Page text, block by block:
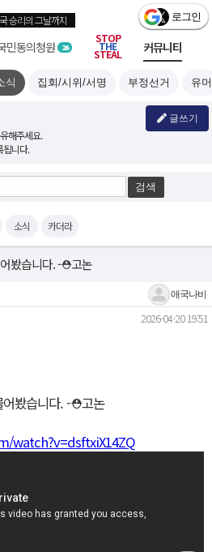
민 26 부정선거
STOP
THE
STEAL 커뮤니티
식 집회/시위/서명 부정선거 유머
해주세요.
됩니다.
글쓰기
소식 카더라
봤습니다. -⛑️고논
애국나비
2026-04-20 19:51
봤습니다. -⛑️고논
watch?v=dsftxiX14ZQ